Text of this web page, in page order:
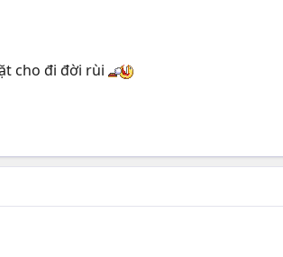
cho đi đời rùi